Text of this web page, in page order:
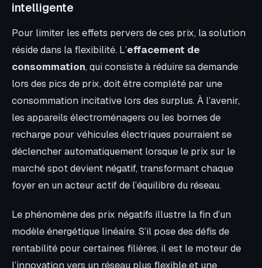
intelligente
Pour limiter les effets pervers de ces prix, la solution
réside dans la flexibilité. L’effacement de
consommation, qui consiste à réduire sa demande
lors des pics de prix, doit être complété par une
consommation incitative lors des surplus. À l’avenir,
les appareils électroménagers ou les bornes de
recharge pour véhicules électriques pourraient se
déclencher automatiquement lorsque le prix sur le
marché spot devient négatif, transformant chaque
foyer en un acteur actif de l’équilibre du réseau.
Le phénomène des prix négatifs illustre la fin d’un
modèle énergétique linéaire. S’il pose des défis de
rentabilité pour certaines filières, il est le moteur de
l’innovation vers un réseau plus flexible et une